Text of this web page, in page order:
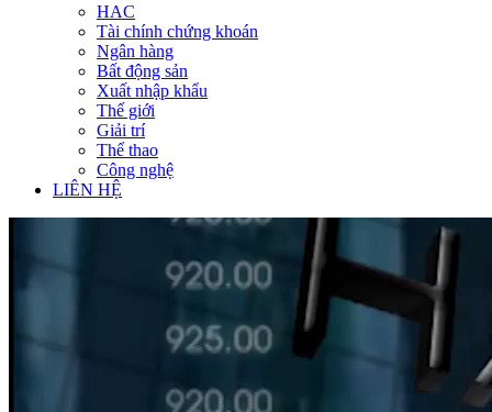
HAC
Tài chính chứng khoán
Ngân hàng
Bất động sản
Xuất nhập khẩu
Thế giới
Giải trí
Thể thao
Công nghệ
LIÊN HỆ